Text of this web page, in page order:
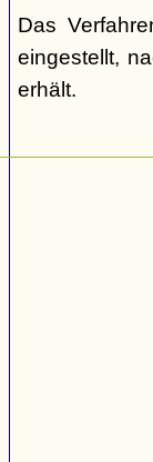
Das
eingestellt,
erhält.